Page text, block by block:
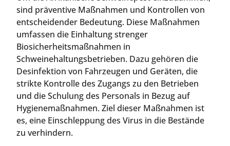
sind präventive Maßnahmen und Kontrollen von
entscheidender Bedeutung. Diese Maßnahmen
umfassen die Einhaltung strenger
Biosicherheitsmaßnahmen in
Schweinehaltungsbetrieben. Dazu gehören die
Desinfektion von Fahrzeugen und Geräten, die
strikte Kontrolle des Zugangs zu den Betrieben
und die Schulung des Personals in Bezug auf
Hygienemaßnahmen. Ziel dieser Maßnahmen ist
es, eine Einschleppung des Virus in die Bestände
zu verhindern.